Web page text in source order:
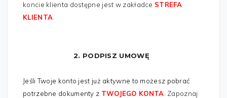
Wyślij
koncie klienta dostępne jest w zakładce STREFA
KLIENTA
2. PODPISZ UMOWĘ
Jeśli Twoje konto jest już aktywne to możesz pobrać
potrzebne dokumenty z TWOJEGO KONTA Zapoznaj